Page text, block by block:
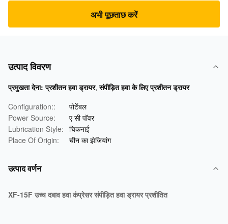
अभी पूछताछ करें
उत्पाद विवरण
प्रमुखता देना: प्रशीतन हवा ड्रायर,संपीड़ित हवा के लिए प्रशीतन ड्रायर
Configuration::
पोर्टेबल
Power Source:
ए सी पॉवर
Lubrication Style: चिकनाई
Place Of Origin:
चीन का झेजियांग
उत्पाद वर्णन
XF-15F उच्च दबाव हवा कंप्रेसर संपीड़ित हवा ड्रायर प्रशीतित